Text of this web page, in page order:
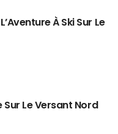
À Ski Sur Le
Le Versant Nord